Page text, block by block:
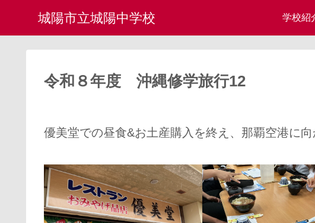
城陽市立城陽中学校 学校紹
令和８年度 沖縄修学旅行12
優美堂での昼食&お土産購入を終え、那覇空港に向